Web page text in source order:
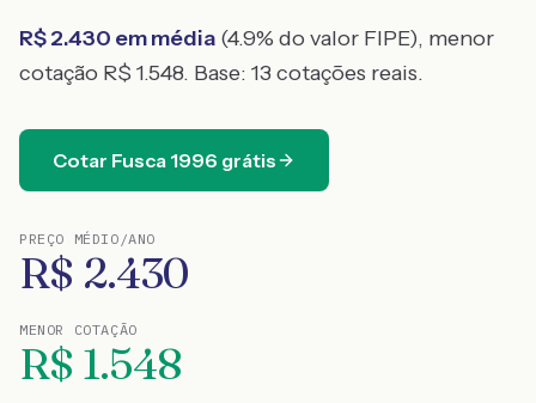
R$2.430 em média (4.9% do valor FIPE), menor
cotação R$ 1.548. Base: 13 cotações reais.
Cotar Fusca 1996 grátis
PREÇO MÉDIO/ANO
R$ 2.430
MENOR COTAÇÃO
R$ 1.548